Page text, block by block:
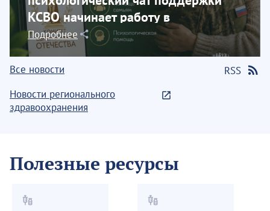
КСВО начинает работу в
социальной сети...
Подробнее
Все новости
RSS
Новости регионального
здравоохранения
Полезные ресурсы
vaccines vaccines